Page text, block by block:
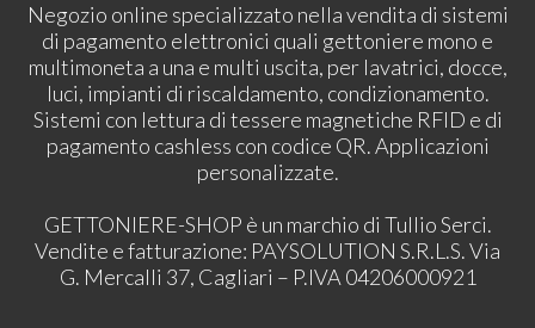
Negozio online specializzato nella vendita di sistemi
di pagamento elettronici quali gettoniere mono e
multimoneta a una e multi uscita, per lavatrici, docce,
luci, impianti di riscaldamento, condizionamento.
Sistemi con lettura di tessere magnetiche RFID e di
pagamento cashless con codice QR. Applicazioni
personalizzate.
GETTONIERE-SHOP è un marchio di Tullio Serci.
Vendite e fatturazione: PAYSOLUTION S.R.L.S. Via
G. Mercalli 37, Cagliari – P.IVA 04206000921